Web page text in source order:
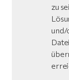
zu
und/